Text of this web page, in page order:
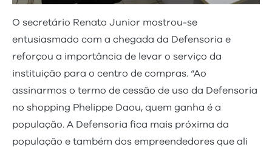
O secretário Renato Junior mostrou-se
entusiasmado com a chegada da Defensoria e
reforçou a importância de levar o serviço da
instituição para o centro de compras. “Ao
assinarmos o termo de cessão de uso da Defensoria
no shopping Phelippe Daou, quem ganha é a
população. A Defensoria fica mais próxima da
população e também dos empreendedores que ali